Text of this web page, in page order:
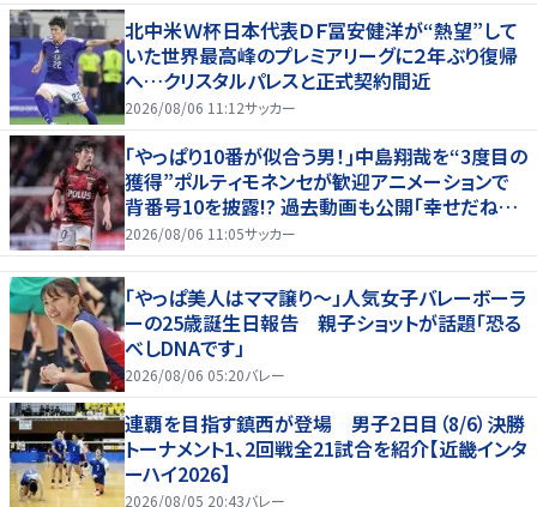
北中米Ｗ杯日本代表ＤＦ冨安健洋が“熱望”して
いた世界最高峰のプレミアリーグに２年ぶり復帰
へ…クリスタルパレスと正式契約間近
2026/08/06 11:12サッカー
｢やっぱり10番が似合う男！｣中島翔哉を“3度目の
獲得”ポルティモネンセが歓迎アニメーションで
背番号10を披露!? 過去動画も公開｢幸せだね〜｣
｢爽やかイケメン｣
2026/08/06 11:05サッカー
「やっぱ美人はママ譲り～」人気女子バレーボーラ
ーの25歳誕生日報告 親子ショットが話題「恐る
べしDNAです」
2026/08/06 05:20バレー
連覇を目指す鎮西が登場 男子2日目（8/6）決勝
トーナメント1、2回戦全21試合を紹介【近畿インタ
ーハイ2026】
2026/08/05 20:43バレー